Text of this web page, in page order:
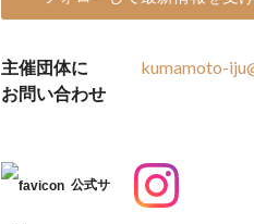
主催団体に
お問い合わせ
kumamoto-
公式サ